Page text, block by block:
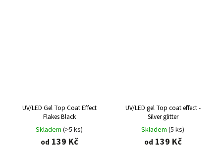
UV/LED Gel Top Coat Effect
Flakes Black
Skladem (>5 ks)
od 139 Kč
UV/LED gel Top coat effect -
Silver glitter
Skladem (5 ks)
od 139 Kč